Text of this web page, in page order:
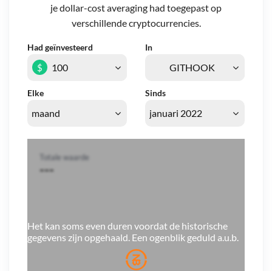
je dollar-cost averaging had toegepast op
verschillende cryptocurrencies.
Had geïnvesteerd In
Elke Sinds
$
Totale waarde
---
Het kan soms even duren voordat de historische
gegevens zijn opgehaald. Een ogenblik geduld a.u.b.